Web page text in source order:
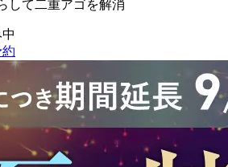
して二重アゴを解消